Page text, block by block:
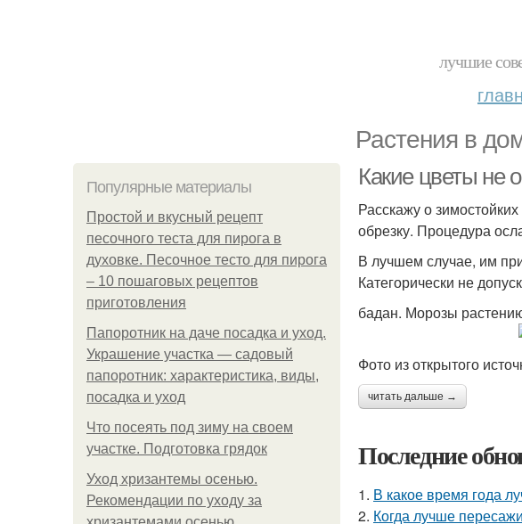
лучшие
Растения в
Популярные материалы
Простой и вкусный рецепт
песочного теста для пирога в
духовке. Песочное тесто для пирога
– 10 пошаговых рецептов
приготовления
Папоротник на даче посадка и уход.
Украшение участка — садовый
папоротник: характеристика, виды,
посадка и уход
Что посеять под зиму на своем
участке. Подготовка грядок
Уход хризантемы осенью.
Рекомендации по уходу за
Какие цветы не
Расскажу о
обрезку. Процедура
В лучшем случае, им
Категорически не
бадан. Морозы
Фото из открытого
читать дальше →
Последние
1. В какое время года
2. Когда лучше